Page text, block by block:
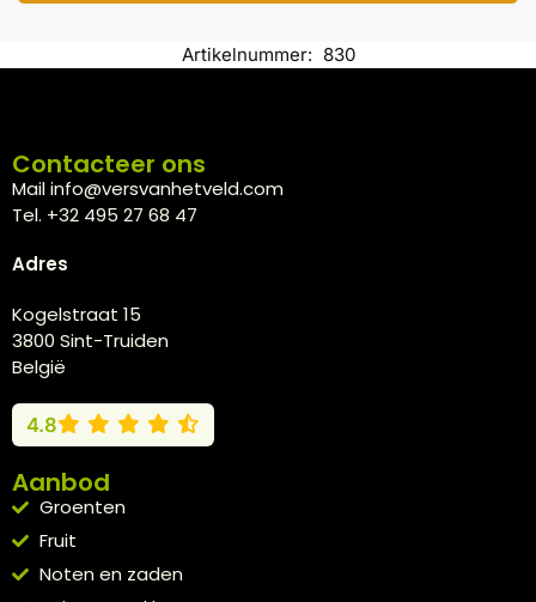
Artikelnummer: 830
Contacteer ons
Mail info@versvanhetveld.com
Tel. +32 495 27 68 47
Adres
Kogelstraat 15
3800 Sint-Truiden
België
4.8
Aanbod
Groenten
Fruit
Noten en zaden